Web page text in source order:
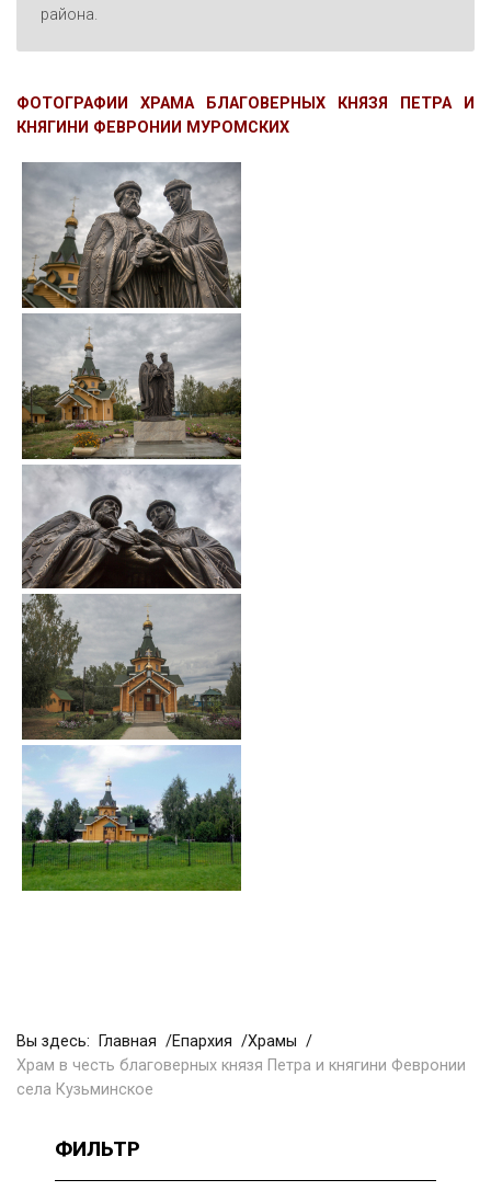
района.
ФОТОГРАФИИ ХРАМА
БЛАГОВЕРНЫХ КНЯЗЯ ПЕТРА И
КНЯГИНИ ФЕВРОНИИ МУРОМСКИХ
Вы здесь: Главная Епархия
Храмы
Храм в честь благоверных князя Петра и княгини Февронии
села Кузьминское
ФИЛЬТР